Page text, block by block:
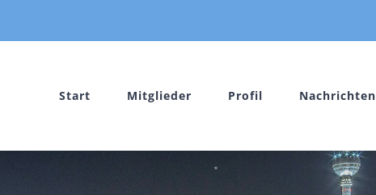
Start Mitglieder Profil Nachrichten